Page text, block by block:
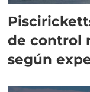
de control
según